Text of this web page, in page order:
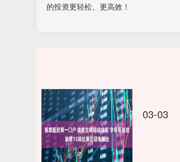
的投资更轻松、更高效！
03-03